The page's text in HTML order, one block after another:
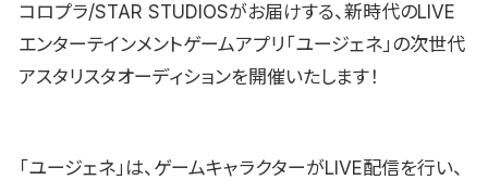
コロプラ/STAR STUDIOSがお届けする、新時代のLIVE
エンターテインメントゲームアプリ「ユージェネ」の次世代
アスタリスタオーディションを開催いたします！
「ユージェネ」は、ゲームキャラクターがLIVE配信を行い、